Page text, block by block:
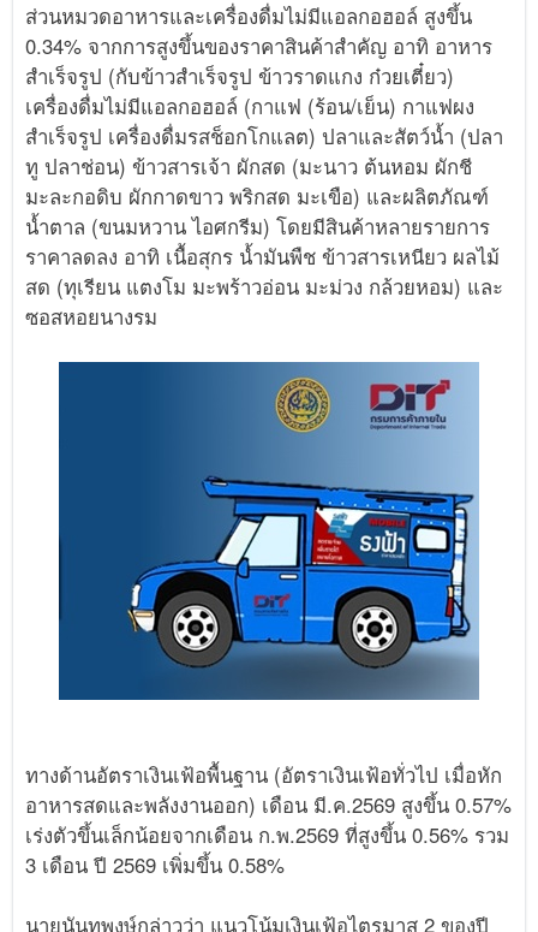
ส่วนหมวดอาหารและเครื่องดื่มไม่มีแอลกอฮอล์ สูงขึ้น
0.34% จากการสูงขึ้นของราคาสินค้าสำคัญ อาทิ อาหาร
สำเร็จรูป (กับข้าวสำเร็จรูป ข้าวราดแกง ก๋วยเตี๋ยว)
เครื่องดื่มไม่มีแอลกอฮอล์ (กาแฟ (ร้อน/เย็น) กาแฟผง
สำเร็จรูป เครื่องดื่มรสช็อกโกแลต) ปลาและสัตว์น้ำ (ปลา
ทู ปลาช่อน) ข้าวสารเจ้า ผักสด (มะนาว ต้นหอม ผักชี
มะละกอดิบ ผักกาดขาว พริกสด มะเขือ) และผลิตภัณฑ์
น้ำตาล (ขนมหวาน ไอศกรีม) โดยมีสินค้าหลายรายการ
ราคาลดลง อาทิ เนื้อสุกร น้ำมันพืช ข้าวสารเหนียว ผลไม้
สด (ทุเรียน แตงโม มะพร้าวอ่อน มะม่วง กล้วยหอม) และ
ซอสหอยนางรม
ทางด้านอัตราเงินเฟ้อพื้นฐาน (อัตราเงินเฟ้อทั่วไป เมื่อหัก
อาหารสดและพลังงานออก) เดือน มี.ค.2569 สูงขึ้น 0.57%
เร่งตัวขึ้นเล็กน้อยจากเดือน ก.พ.2569 ที่สูงขึ้น 0.56% รวม
3 เดือน ปี 2569 เพิ่มขึ้น 0.58%
นายนันทพงษ์กล่าวว่า แนวโน้มเงินเฟ้อไตรมาส 2 ของปี